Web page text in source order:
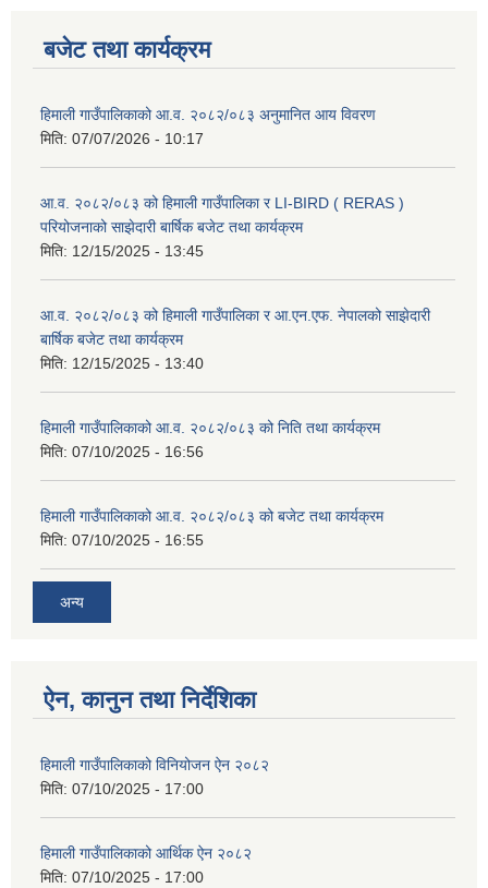
बजेट तथा कार्यक्रम
हिमाली गाउँपालिकाको आ.व. २०८२/०८३ अनुमानित आय विवरण
मिति: 07/07/2026 - 10:17
आ.व. २०८२/०८३ को हिमाली गाउँपालिका र LI-BIRD ( RERAS )
परियोजनाको साझेदारी बार्षिक बजेट तथा कार्यक्रम
मिति: 12/15/2025 - 13:45
आ.व. २०८२/०८३ को हिमाली गाउँपालिका र आ.एन.एफ. नेपालको साझेदारी
बार्षिक बजेट तथा कार्यक्रम
मिति: 12/15/2025 - 13:40
हिमाली गाउँपालिकाको आ.व. २०८२/०८३ को निति तथा कार्यक्रम
मिति: 07/10/2025 - 16:56
हिमाली गाउँपालिकाको आ.व. २०८२/०८३ को बजेट तथा कार्यक्रम
मिति: 07/10/2025 - 16:55
अन्य
ऐन, कानुन तथा निर्देशिका
हिमाली गाउँपालिकाको विनियोजन ऐन २०८२
मिति: 07/10/2025 - 17:00
हिमाली गाउँपालिकाको आर्थिक ऐन २०८२
मिति: 07/10/2025 - 17:00